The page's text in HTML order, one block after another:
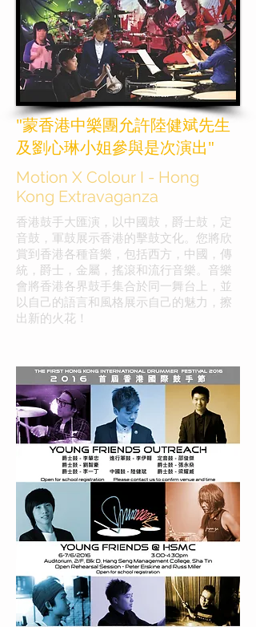
"蒙香港中樂團允許陸健斌先生
及劉心琳小姐參與是次演出"
Motion X Colour I - Hong
Kong Extravaganza
香港鼓手大匯演，以中國鼓，爵士鼓，定
音鼓，軍鼓展示香港的擊鼓文化。您將欣
賞到香港各種音樂，包括西方，中國，傳
統，爵士，金屬，搖滾和流行音樂。音樂
會將香港各界鼓手集合於同一舞台上，並
以自己的語言和風格展示自己的魅力，擦
出新的火花！